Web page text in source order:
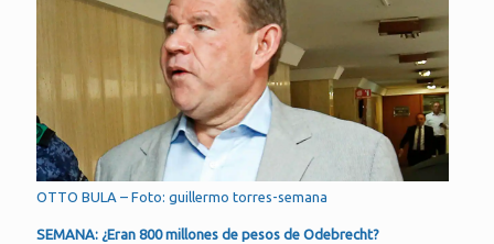
OTTO BULA – Foto: guillermo torres-semana
SEMANA: ¿Eran 800 millones de pesos de Odebrecht?